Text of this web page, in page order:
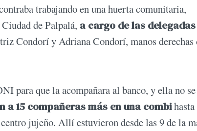
trabajando en una huerta comunitaria,
de Palpalá, a cargo de las delegadas
Condorí y Adriana Condorí, manos derechas
para que la acompañara al banco, y ella no se
a 15 compañeras más en una combihasta
jujeño. Allí estuvieron desde las 9 de la